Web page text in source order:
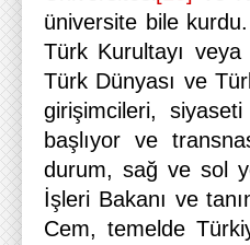
üniversite bile
Türk Kurultayı veya
Türk Dünyası ve
girişimcileri,
başlıyor ve
durum, sağ ve sol
İşleri Bakanı ve
Cem, temelde